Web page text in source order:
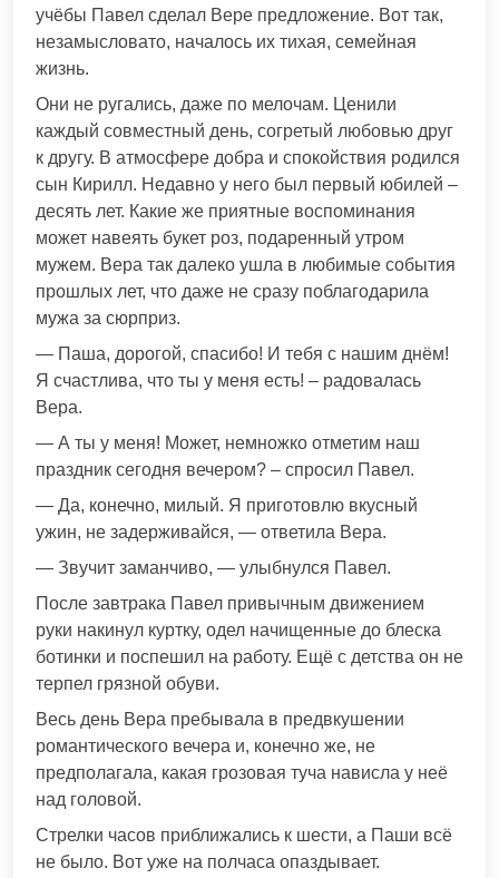
учёбы Павел сделал Вере предложение. Вот так,
незамысловато, началось их тихая, семейная
жизнь.
Они не ругались, даже по мелочам. Ценили
каждый совместный день, согретый любовью друг
к другу. В атмосфере добра и спокойствия родился
сын Кирилл. Недавно у него был первый юбилей –
десять лет. Какие же приятные воспоминания
может навеять букет роз, подаренный утром
мужем. Вера так далеко ушла в любимые события
прошлых лет, что даже не сразу поблагодарила
мужа за сюрприз.
— Паша, дорогой, спасибо! И тебя с нашим днём!
Я счастлива, что ты у меня есть! – радовалась
Вера.
— А ты у меня! Может, немножко отметим наш
праздник сегодня вечером? – спросил Павел.
— Да, конечно, милый. Я приготовлю вкусный
ужин, не задерживайся, — ответила Вера.
— Звучит заманчиво, — улыбнулся Павел.
После завтрака Павел привычным движением
руки накинул куртку, одел начищенные до блеска
ботинки и поспешил на работу. Ещё с детства он не
терпел грязной обуви.
Весь день Вера пребывала в предвкушении
романтического вечера и, конечно же, не
предполагала, какая грозовая туча нависла у неё
над головой.
Стрелки часов приближались к шести, а Паши всё
не было. Вот уже на полчаса опаздывает.